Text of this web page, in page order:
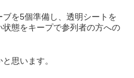
を5個準備し、透明シートを
態をキープで参列者の方への
思います。